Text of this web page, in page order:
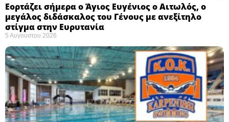
Εορτάζει σήμερα ο Άγιος Ευγένιος ο Αιτωλός, ο
μεγάλος διδάσκαλος του Γένους με ανεξίτηλο
στίγμα στην Ευρυτανία
5 Αυγούστου 2026